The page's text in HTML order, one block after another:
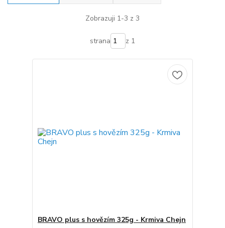
Zobrazuji 1-3 z 3
strana z 1
BRAVO plus s hovězím 325g - Krmiva Chejn